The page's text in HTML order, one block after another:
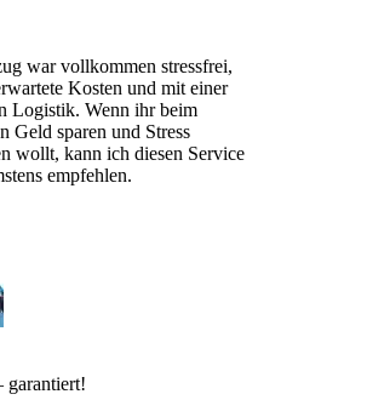
war vollkommen stressfrei,
Kosten und mit einer
Logistik. Wenn ihr beim
Geld sparen und Stress
wollt, kann ich diesen Service
empfehlen.
garantiert!